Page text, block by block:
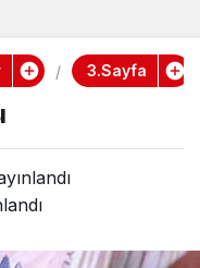
3.Sayfa